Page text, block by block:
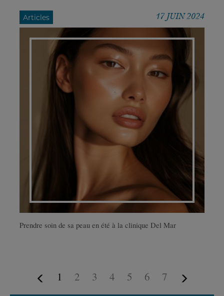
Articles 17 JUIN 2024
Prendre soin de sa peau en été à la clinique Del Mar
1 2 3 4 5 6 7